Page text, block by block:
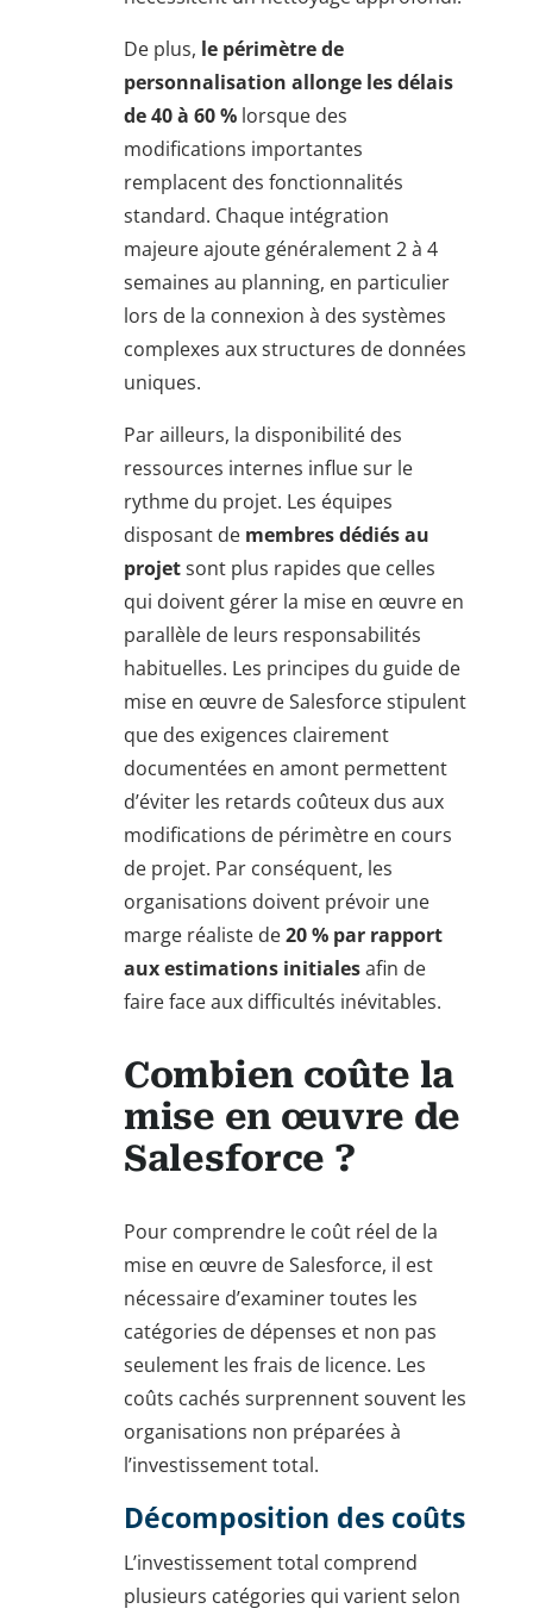
De plus, le périmètre de
personnalisation allonge les délais
de 40 à 60 % lorsque des
modifications importantes
remplacent des fonctionnalités
standard. Chaque intégration
majeure ajoute généralement 2 à 4
semaines au planning, en particulier
lors de la connexion à des systèmes
complexes aux structures de données
uniques.
Par ailleurs, la disponibilité des
ressources internes influe sur le
rythme du projet. Les équipes
disposant de membres dédiés au
projetsont plus rapides que celles
qui doivent gérer la mise en œuvre en
parallèle de leurs responsabilités
habituelles. Les principes du guide de
mise en œuvre de Salesforce stipulent
que des exigences clairement
documentées en amont permettent
d’éviter les retards coûteux dus aux
modifications de périmètre en cours
de projet. Par conséquent, les
organisations doivent prévoir une
marge réaliste de20 % par rapport
aux estimations initialesafin de
faire face aux difficultés inévitables.
Combien coûte la
mise en œuvre de
Salesforce ?
Pour comprendre le coût réel de la
mise en œuvre de Salesforce, il est
nécessaire d’examiner toutes les
catégories de dépenses et non pas
seulement les frais de licence. Les
coûts cachés surprennent souvent les
organisations non préparées à
l’investissement total.
Décomposition des coûts
L’investissement total comprend
plusieurs catégories qui varient selon